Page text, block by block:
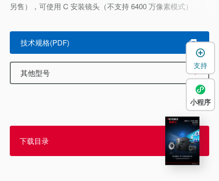
另售），可使用 C 安装镜头（不支持 6400 万像素模式）
技术规格(PDF)
其他型号
下载目录
支持
小程序